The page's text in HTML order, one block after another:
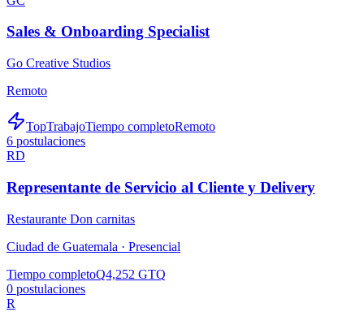
Sales & Onboarding Specialist
Go Creative Studios
Remoto
TopTrabajoTiempo completoRemoto
6 postulaciones
RD
Representante de Servicio al Cliente y Delivery
Restaurante Don carnitas
Ciudad de Guatemala · Presencial
Tiempo completoQ4,252 GTQ
0 postulaciones
R